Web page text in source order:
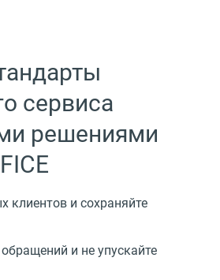
сервиса
решениями
клиентов и сохраняйте
и не упускайте